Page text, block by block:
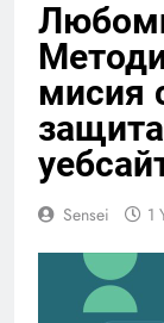
мисия
Sensei 1